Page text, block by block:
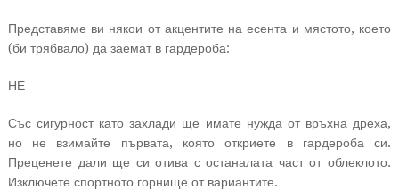
Представяме ви някои от акцентите на есента и мястото, което
(би трябвало) да заемат в гардероба:
НЕ
Със сигурност като захлади ще имате нужда от връхна дреха,
но не взимайте първата, която откриете в гардероба си.
Преценете дали ще си отива с останалата част от облеклото.
Изключете спортното горнище от вариантите.